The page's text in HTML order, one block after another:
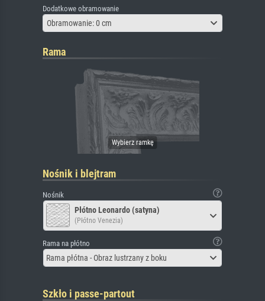
Dodatkowe obramowanie
Obramowanie: 0 cm
Rama
Nośnik i blejtram
Nośnik
Płótno Leonardo (satyna)
(Płótno Venezia)
Rama na płótno
Rama płótna - Obraz lustrzany z boku
Szkło i passe-partout